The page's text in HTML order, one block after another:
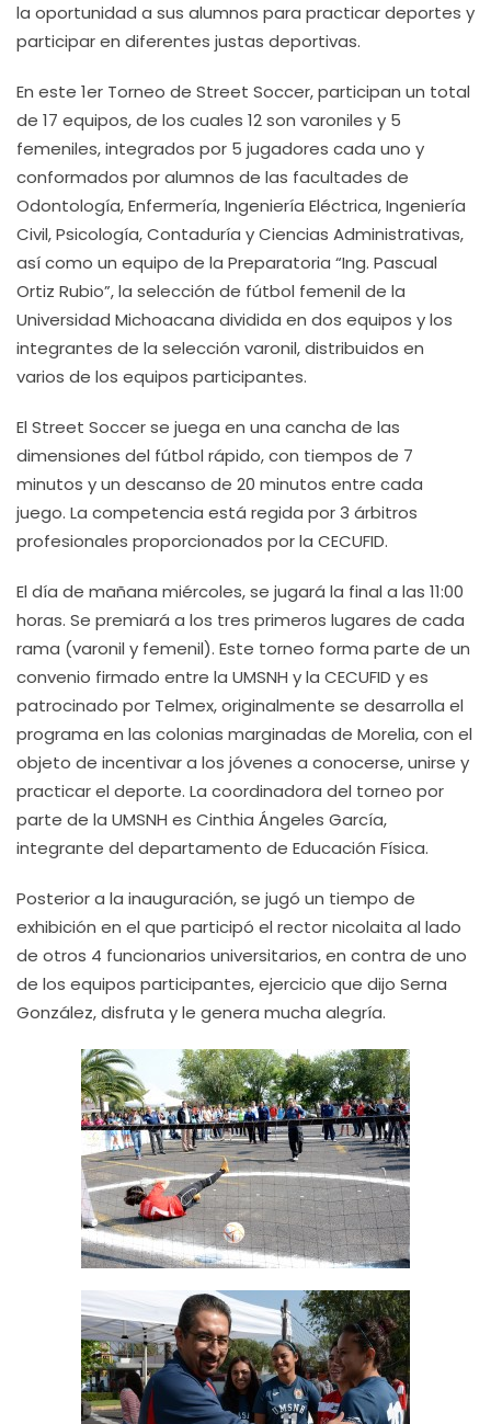
la oportunidad a sus alumnos para practicar deportes y
participar en diferentes justas deportivas.
En este 1er Torneo de Street Soccer, participan un total
de 17 equipos, de los cuales 12 son varoniles y 5
femeniles, integrados por 5 jugadores cada uno y
conformados por alumnos de las facultades de
Odontología, Enfermería, Ingeniería Eléctrica, Ingeniería
Civil, Psicología, Contaduría y Ciencias Administrativas,
así como un equipo de la Preparatoria “Ing. Pascual
Ortiz Rubio”, la selección de fútbol femenil de la
Universidad Michoacana dividida en dos equipos y los
integrantes de la selección varonil, distribuidos en
varios de los equipos participantes.
El Street Soccer se juega en una cancha de las
dimensiones del fútbol rápido, con tiempos de 7
minutos y un descanso de 20 minutos entre cada
juego. La competencia está regida por 3 árbitros
profesionales proporcionados por la CECUFID.
El día de mañana miércoles, se jugará la final a las 11:00
horas. Se premiará a los tres primeros lugares de cada
rama (varonil y femenil). Este torneo forma parte de un
convenio firmado entre la UMSNH y la CECUFID y es
patrocinado por Telmex, originalmente se desarrolla el
programa en las colonias marginadas de Morelia, con el
objeto de incentivar a los jóvenes a conocerse, unirse y
practicar el deporte. La coordinadora del torneo por
parte de la UMSNH es Cinthia Ángeles García,
integrante del departamento de Educación Física.
Posterior a la inauguración, se jugó un tiempo de
exhibición en el que participó el rector nicolaita al lado
de otros 4 funcionarios universitarios, en contra de uno
de los equipos participantes, ejercicio que dijo Serna
González, disfruta y le genera mucha alegría.